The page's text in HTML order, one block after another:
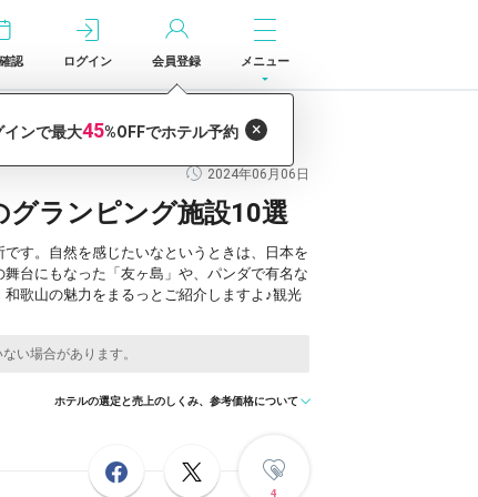
認 ログイン 会員登録 メニュー
2024年06月06日
グランピング施設10選
す。自然を感じたいなというときは、日本を
台にもなった「友ヶ島」や、パンダで有名な
歌山の魅力をまるっとご紹介しますよ♪観光
ホテルの選定と売上のしくみ、参考価格について
4